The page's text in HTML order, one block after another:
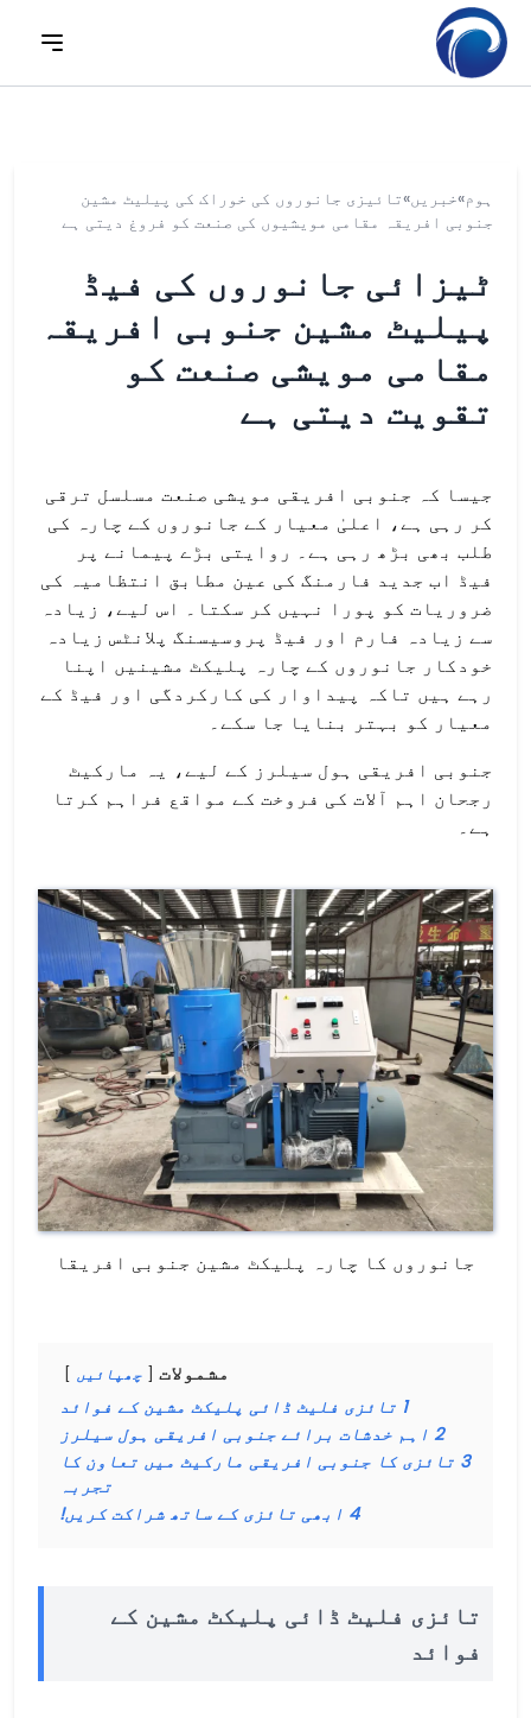
ہوم»خبریں»تائیزی جانوروں کی خوراک کی پیلیٹ مشین
جنوبی افریقہ مقامی مویشیوں کی صنعت کو فروغ دیتی ہے
ٹیزائی جانوروں کی فیڈ
پیلیٹ مشین جنوبی افریقہ
مقامی مویشی صنعت کو
تقویت دیتی ہے
جیسا کہ جنوبی افریقی مویشی صنعت مسلسل ترقی
کر رہی ہے، اعلیٰ معیار کے جانوروں کے چارہ کی
طلب بھی بڑھ رہی ہے۔ روایتی بڑے پیمانے پر
فیڈ اب جدید فارمنگ کی عین مطابق انتظامیہ کی
ضروریات کو پورا نہیں کر سکتا۔ اس لیے، زیادہ
سے زیادہ فارم اور فیڈ پروسیسنگ پلانٹس زیادہ
خودکار جانوروں کے چارہ پلیکٹ مشینیں اپنا
رہے ہیں تاکہ پیداوار کی کارکردگی اور فیڈ کے
معیار کو بہتر بنایا جا سکے۔
جنوبی افریقی ہول سیلرز کے لیے، یہ مارکیٹ
رجحان اہم آلات کی فروخت کے مواقع فراہم کرتا
ہے۔
جانوروں کا چارہ پلیکٹ مشین جنوبی افریقا
مشمولات چھپائیں
1 تائزی فلیٹ ڈائی پلیکٹ مشین کے فوائد
2 اہم خدشات برائے جنوبی افریقی ہول سیلرز
3 تائزی کا جنوبی افریقی مارکیٹ میں تعاون کا
تجربہ
4 ابھی تائزی کے ساتھ شراکت کریں!
تائزی فلیٹ ڈائی پلیکٹ مشین کے
فوائد